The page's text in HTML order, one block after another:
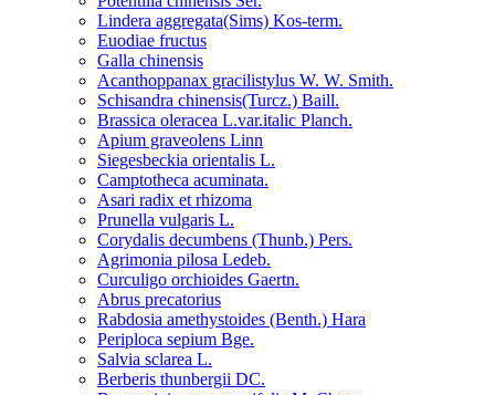
Lindera aggregata(Sims) Kos-term.
Euodiae fructus
Galla chinensis
Acanthoppanax gracilistylus W. W. Smith.
Schisandra chinensis(Turcz.) Baill.
Brassica oleracea L.var.italic Planch.
Apium graveolens Linn
Siegesbeckia orientalis L.
Camptotheca acuminata.
Asari radix et rhizoma
Prunella vulgaris L.
Corydalis decumbens (Thunb.) Pers.
Agrimonia pilosa Ledeb.
Curculigo orchioides Gaertn.
Abrus precatorius
Rabdosia amethystoides (Benth.) Hara
Periploca sepium Bge.
Salvia sclarea L.
Berberis thunbergii DC.